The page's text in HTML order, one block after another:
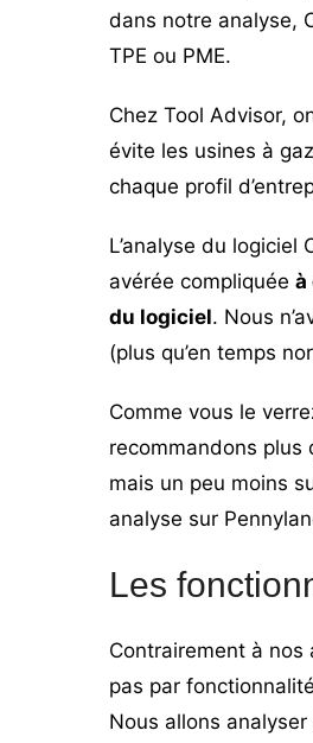
dans notre analyse,
TPE ou PME.
Chez Tool Advisor,
évite les usines à
chaque profil
L’analyse du logiciel
avérée compliquée à
du logiciel. Nous
(plus qu’en temps
Comme vous le
recommandons plus
mais un peu moins
analyse sur
Les
Contrairement à
pas par
Nous allons